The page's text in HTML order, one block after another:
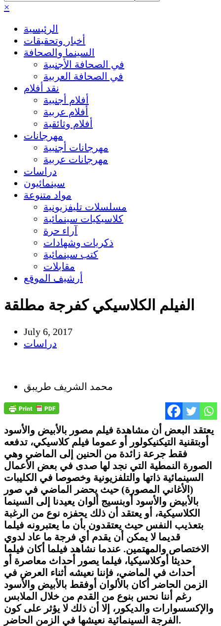
×
الرئيسية
أخبار وتحقيقات
السينما والصحافة
في الصحافة الأجنبية
في الصحافة العربية
نقد أفلام
أفلام أجنبية
أفلام عربية
أفلام وثائقية
مهرجانات
مهرجانات أجنبية
مهرجانات عربية
دراسات
سينمائيون
مواد متنوعة
مسلسلات تليفزيونية
كلاسيكيات سينمائية
آراء حرة
ذكريات وشهادات
كتب سينمائية
مقابلات
أرشيف الموقع
الفيلم الكلاسيكي كفرجة مطلقة
July 6, 2017
دراسات
محمد الشريف طريبق
يعتقد البعض أن مشاهدة فيلم مصور بالأبيض والأسود
أوبتقنية التيكنيكولور أو عموما فيلم كلاسيكي، تدفعه
فقط جرعة زائدة من الحنين إلى الماضي وهي
الصورة النمطية التي نجد لها صدى في بعض الأعمال
السينمائية ذاتها والتلفزيونية وخصوصا في الكليبات
(الأغاني المصورة) حيث يحضر الماضي في صور
بالأبيض والأسود أوبنسيج ألوان يعيدنا إلى السينما
الكلاسيكية، أو يعتقد أن ذلك يحفزه نوع من الرغبة
بتعذيب النفس حيث يعتقدون بأن ما يعتبرونه فيلما
قديما لا يمكن أن يقدم أي فرجة ما عاد لدوي
الاختصاص والمهتمين. عندما نشاهد فيلما أكان فيلما
حديثا أوكلاسيكيا، فيلما يصور أحداث معاصرة أو
أحداث في الماضي، فإننا نعيشه أثناء العرض في
الزمن الحاضر أكان بالألوان أوفقط بالأبيض والأسود
رغم أننا نحس بنوع من القدم من خلال الملابس
والإكسسوارات والديكور، إلا أن ذلك لا يؤثر على كون
الفرجة السينمائية نعيشها في الزمن الحاضر .